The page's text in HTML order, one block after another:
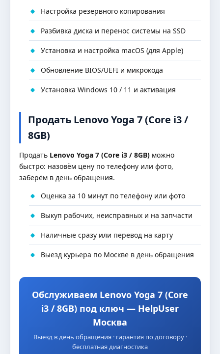
Настройка резервного копирования
Разбивка диска и перенос системы на SSD
Установка и настройка macOS (для Apple)
Обновление BIOS/UEFI и микрокода
Установка Windows 10 / 11 и активация
Продать Lenovo Yoga 7 (Core i3 /
8GB)
Продать Lenovo Yoga 7 (Core i3 / 8GB) можно
быстро: назовём цену по телефону или фото,
заберём в день обращения.
Оценка за 10 минут по телефону или фото
Выкуп рабочих, неисправных и на запчасти
Наличные сразу или перевод на карту
Выезд курьера по Москве в день обращения
Обслуживаем Lenovo Yoga 7 (Core
i3 / 8GB) под ключ — HelpUser
Москва
Выезд в день обращения · гарантия по договору ·
бесплатная диагностика